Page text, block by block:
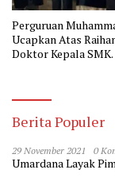
Perguruan
Ucapkan Atas
Doktor Kepala SMK
Berita Populer
29 November 2021 0
Umardana Layak